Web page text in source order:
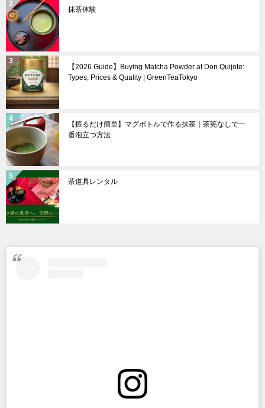
抹茶体験
【2026 Guide】Buying Matcha Powder at Don Quijote:
Types, Prices & Quality | GreenTeaTokyo
【振るだけ簡単】マグボトルで作る抹茶｜茶筅なしで一
番泡立つ方法
茶道具レンタル